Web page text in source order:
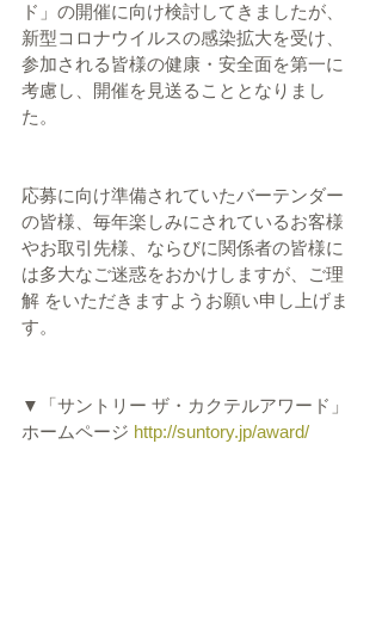
ド」の開催に向け検討してきましたが、
新型コロナウイルスの感染拡大を受け、
参加される皆様の健康・安全面を第一に
考慮し、開催を見送ることとなりまし
た。
応募に向け準備されていたバーテンダー
の皆様、毎年楽しみにされているお客様
やお取引先様、ならびに関係者の皆様に
は多大なご迷惑をおかけしますが、ご理
解 をいただきますようお願い申し上げま
す。
▼「サントリー ザ・カクテルアワード」
ホームページ http://suntory.jp/award/